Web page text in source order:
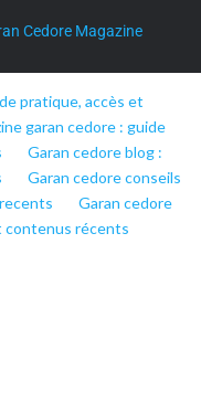
Cedore Magazine
pratique, accès et
garan cedore : guide
Garan cedore blog :
Garan cedore conseils
Garan cedore
contenus récents